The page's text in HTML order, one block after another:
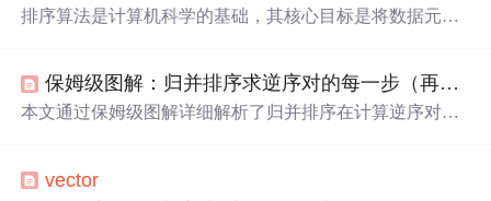
结构化结果的转换，是数据分析、用户行为统计等场景的
典型的华为OD机试题目为例，详细解析如何利用map进行
数据分组，结合vector存储与排序，并设计自定义规则完
成复杂排名，为处理同类分组统计与排序
排序算法是计算机科学的基础，其核心目标是将数据元素
通常为O(n log n)。而非比较排序算法则另辟蹊径，利用数
据的特定属性（如整数范围）实现线性时间复杂度，例如
用，通过模拟珠子在垂直杆上的自然下落过程
保姆级图解：归并排序求逆序对的每一步（再也不怕计数
本文通过保姆级图解详细解析了归并排序在计算逆序对中
步拆解每个步骤，特别解释了mid-i+1的计算原理。同时提
vector